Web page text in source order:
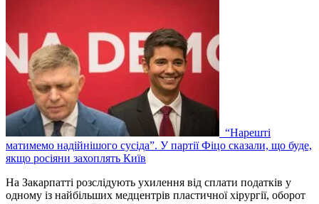
“Нарешті
матимемо надійнішого сусіда”. У партії Фіцо сказали, що буде,
якщо росіяни захоплять Київ
На Закарпатті розслідують ухилення від сплати податків у
одному із найбільших медцентрів пластичної хірургії, оборот